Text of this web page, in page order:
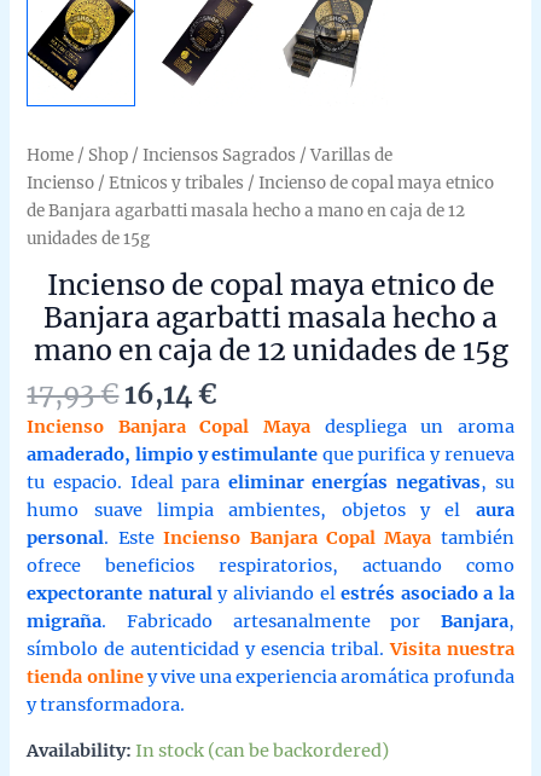
Home / Shop /Inciensos Sagrados /Varillas de
Incienso /Etnicos y tribales / Incienso de copal maya etnico
de Banjara agarbatti masala hecho a mano en caja de 12
unidades de 15g
Incienso de copal maya etnico de
Banjara agarbatti masala hecho a
mano en caja de 12 unidades de 15g
17,93€Original
price
was:
17,93 €.
16,14€
price
is:
16,14 €.
Incienso Banjara Copal Maya despliega un aroma
amaderado, limpio y estimulante que purifica y renueva
tu espacio. Ideal para eliminar energías negativas, su
humo suave limpia ambientes, objetos y el aura
personal. EsteIncienso Banjara Copal Maya también
ofrece beneficios respiratorios, actuando como
expectorante naturaly aliviando elestrés asociado a la
migraña. Fabricado artesanalmente por Banjara,
símbolo de autenticidad y esencia tribal.Visita nuestra
tienda onliney vive una experiencia aromática profunda
y transformadora.
Availability: In stock (can be backordered)